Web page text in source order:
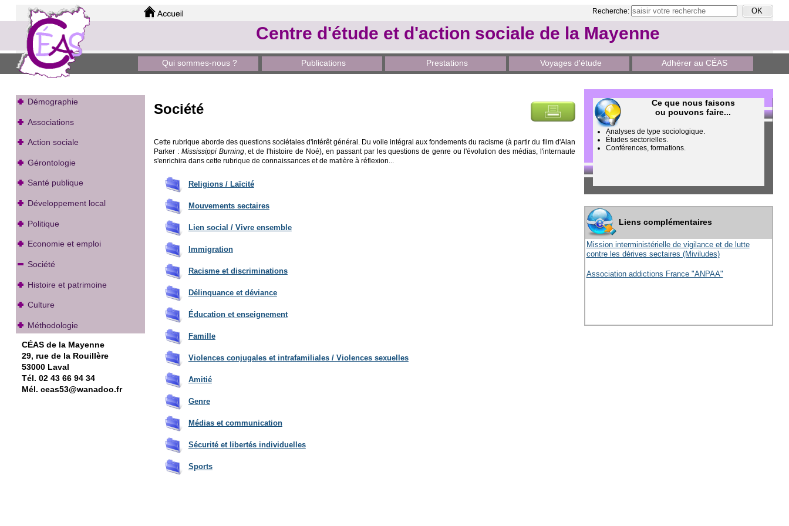
Recherche:
Centre d'étude et d'action sociale de la Mayenne
Qui sommes-nous ? Publications Prestations Voyages d'étude Adhérer au CÉAS
Démographie
Associations
Action sociale
Gérontologie
Santé publique
Développement local
Politique
Economie et emploi
Société
Histoire et patrimoine
Culture
Méthodologie
CÉAS de la Mayenne
29, rue de la Rouillère
53000 Laval
Tél. 02 43 66 94 34
Mél. ceas53@wanadoo.fr
Ce que nous faisons
ou pouvons faire...
Analyses de type sociologique.
Études sectorielles.
Conférences, formations.
Liens complémentaires
Mission interministérielle de vigilance et de lutte
contre les dérives sectaires (Miviludes)
Association addictions France "ANPAA"
Société
Cette rubrique aborde des questions sociétales d'intérêt général. Du voile intégral aux fondements du racisme (à partir du film d'Alan
Parker : Mississippi Burning, et de l'histoire de Noé), en passant par les questions de genre ou l'évolution des médias, l'internaute
s'enrichira dans cette rubrique de connaissances et de matière à réflexion...
Religions / Laïcité
Mouvements sectaires
Lien social / Vivre ensemble
Immigration
Racisme et discriminations
Délinquance et déviance
Éducation et enseignement
Famille
Violences conjugales et intrafamiliales / Violences sexuelles
Amitié
Genre
Médias et communication
Sécurité et libertés individuelles
Sports